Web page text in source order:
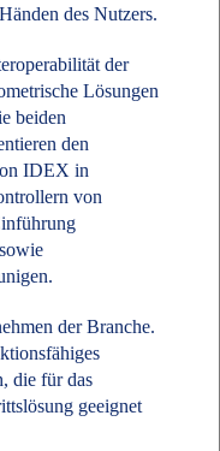
des Nutzers.
der
Lösungen
beiden
den
IDEX in
von
der Branche.
die für das
geeignet